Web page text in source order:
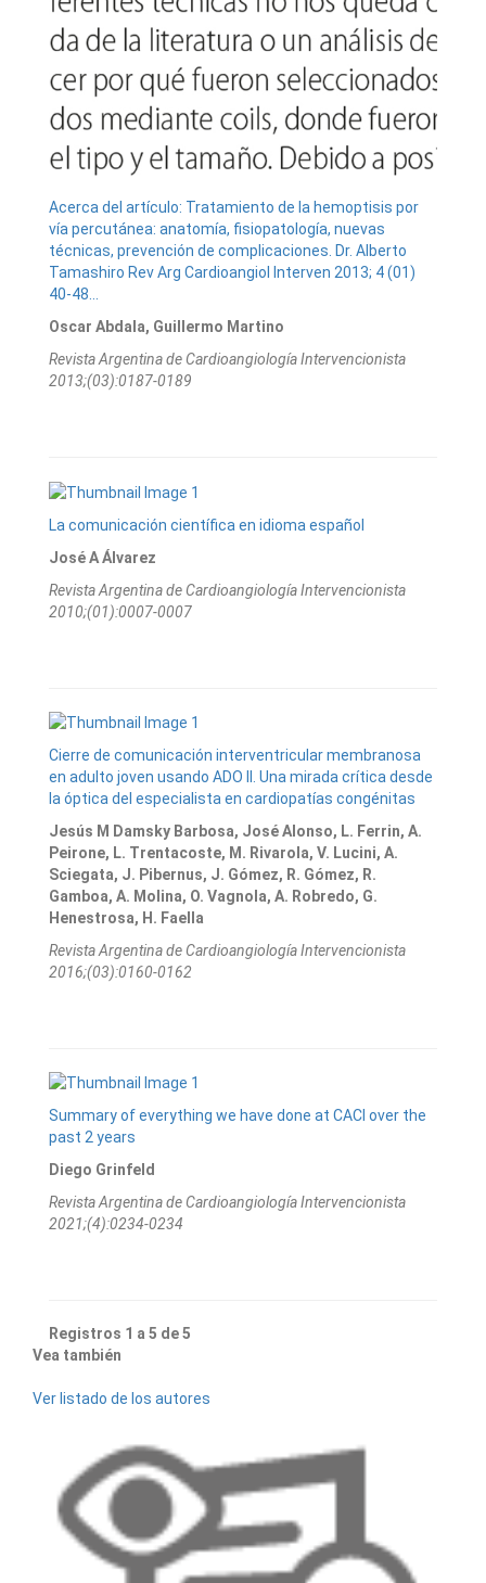
Acerca del artículo: Tratamiento de la hemoptisis por
vía percutánea: anatomía, fisiopatología, nuevas
técnicas, prevención de complicaciones. Dr. Alberto
Tamashiro Rev Arg Cardioangiol Interven 2013; 4 (01)
40-48...
Oscar Abdala, Guillermo Martino
Revista Argentina de Cardioangiologí­a Intervencionista
2013;(03):0187-0189
La comunicación científica en idioma español
José A Álvarez
Revista Argentina de Cardioangiologí­a Intervencionista
2010;(01):0007-0007
Cierre de comunicación interventricular membranosa
en adulto joven usando ADO II. Una mirada crítica desde
la óptica del especialista en cardiopatías congénitas
Jesús M Damsky Barbosa, José Alonso, L. Ferrin, A.
Peirone, L. Trentacoste, M. Rivarola, V. Lucini, A.
Sciegata, J. Pibernus, J. Gómez, R. Gómez, R.
Gamboa, A. Molina, O. Vagnola, A. Robredo, G.
Henestrosa, H. Faella
Revista Argentina de Cardioangiologí­a Intervencionista
2016;(03):0160-0162
Summary of everything we have done at CACI over the
past 2 years
Diego Grinfeld
Revista Argentina de Cardioangiologí­a Intervencionista
2021;(4):0234-0234
Registros 1 a 5 de 5
Vea también
Ver listado de los autores